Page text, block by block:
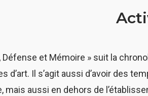
Défense et Mémoire » suit la
d’art. Il s’agit aussi d’avoir des
mais aussi en dehors de